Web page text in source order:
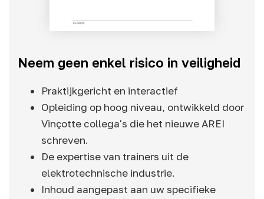
Neem geen enkel risico in veiligheid
Praktijkgericht en interactief
Opleiding op hoog niveau, ontwikkeld door
Vinçotte collega's die het nieuwe AREI
schreven.
De expertise van trainers uit de
elektrotechnische industrie.
Inhoud aangepast aan uw specifieke